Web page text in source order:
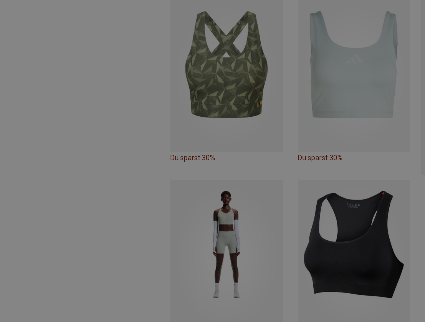
Du sparst 30% Du sparst 30%